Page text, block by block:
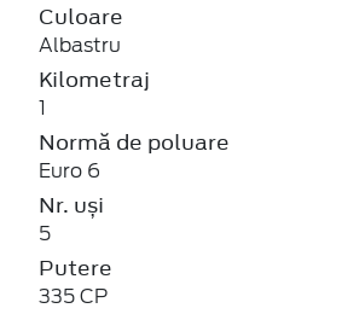
Culoare
Albastru
Kilometraj
1
Normă de poluare
Euro 6
Nr. uși
5
Putere
335 CP